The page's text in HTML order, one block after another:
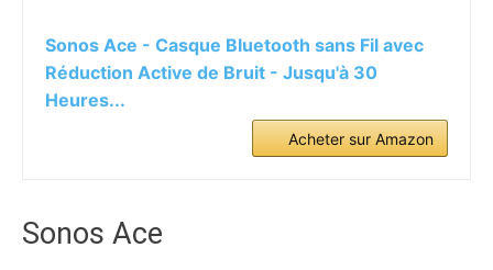
Sonos Ace - Casque Bluetooth sans Fil avec
Réduction Active de Bruit - Jusqu'à 30
Heures...
Acheter sur Amazon
Sonos Ace